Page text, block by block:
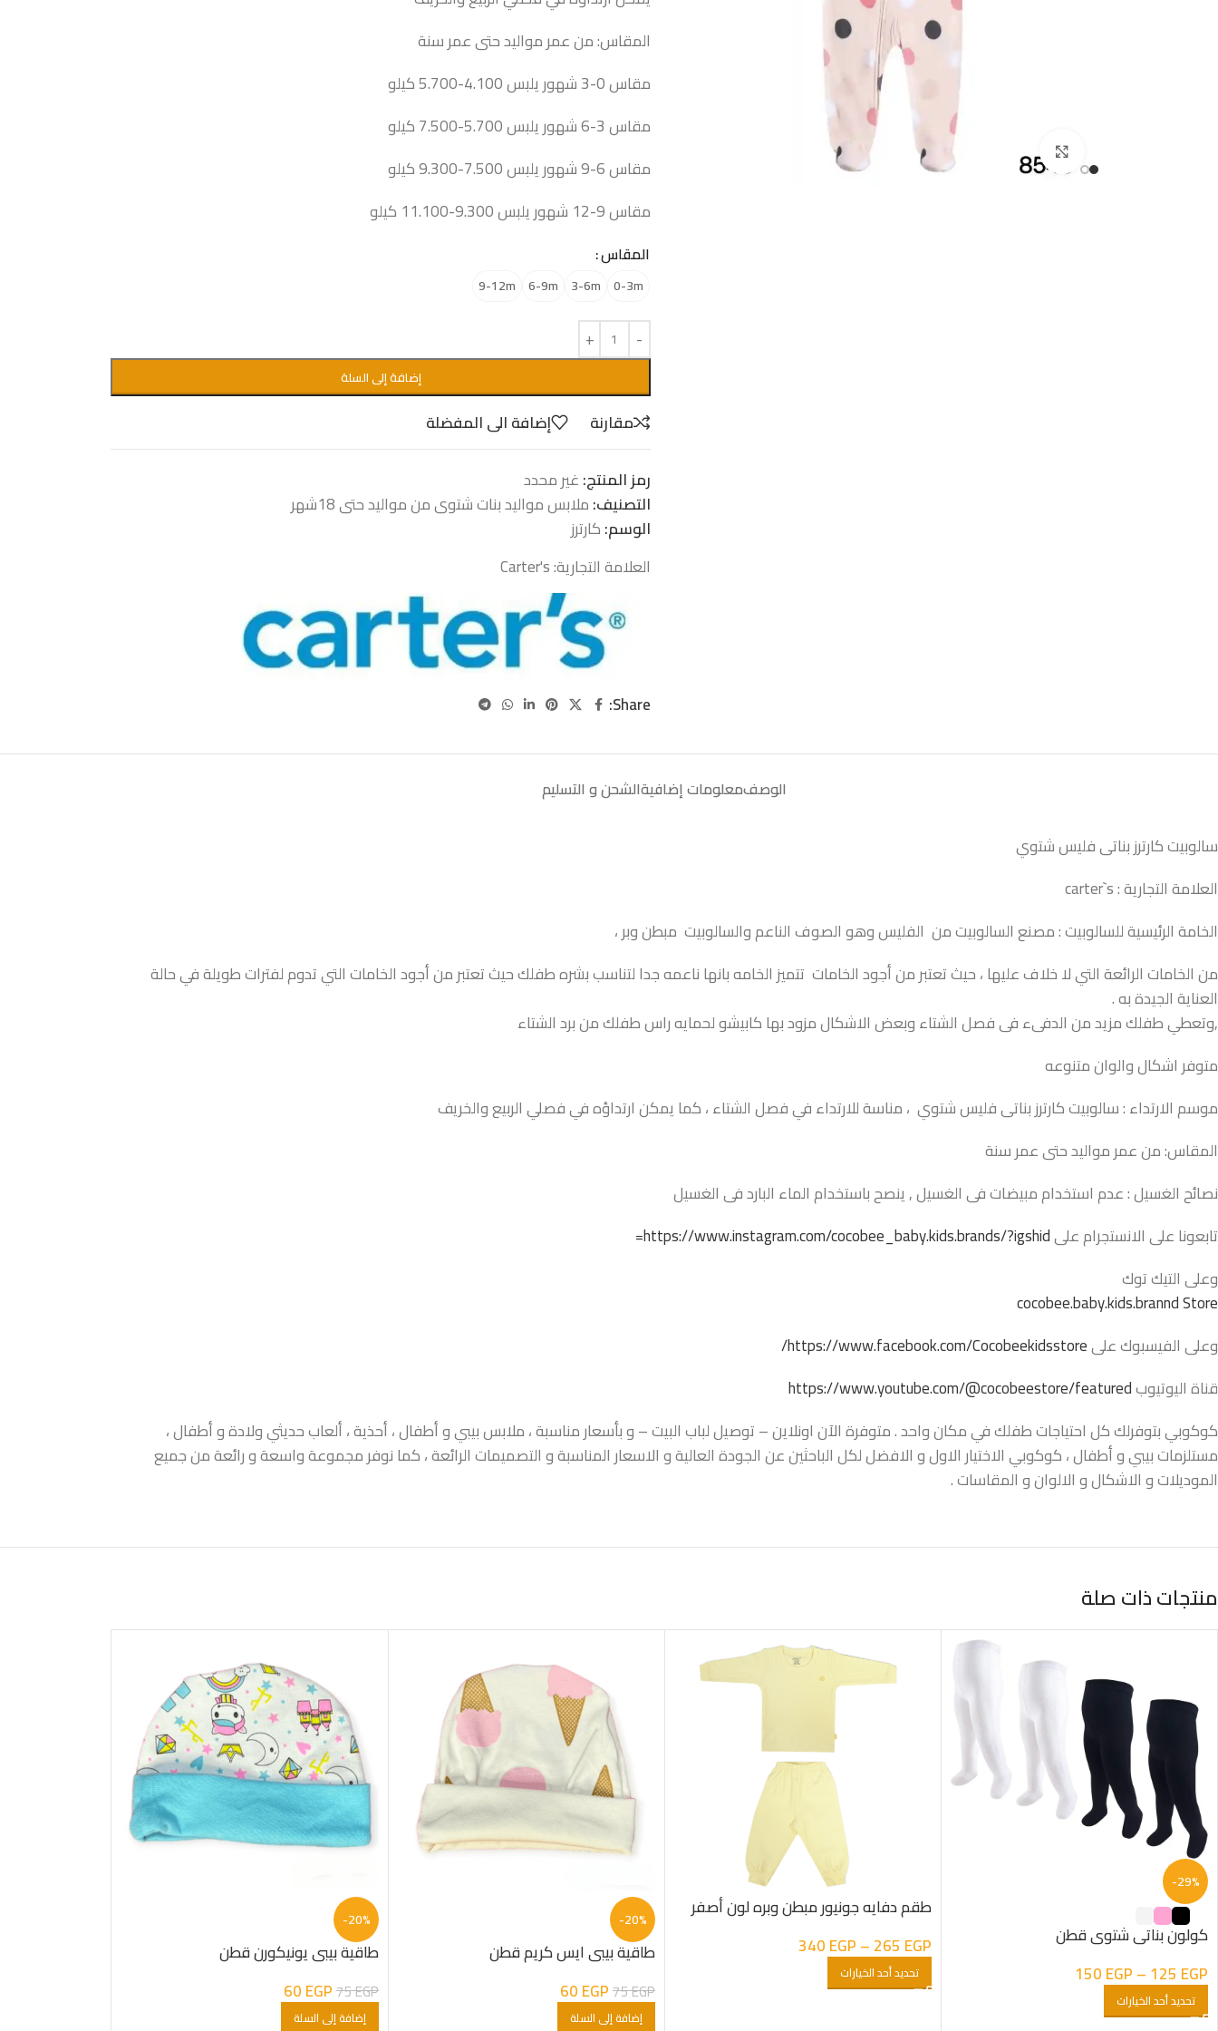
اضغط للتكبير
المقاس: من عمر مواليد حتى عمر سنة
مقاس 0-3 شهور يلبس 4.100-5.700 كيلو
مقاس 3-6 شهور يلبس 5.700-7.500 كيلو
مقاس 6-9 شهور يلبس 7.500-9.300 كيلو
مقاس 9-12 شهور يلبس 9.300-11.100 كيلو
المقاس
0-3m
3-6m
6-9m
9-12m
إضافة إلى السلة
مقارنة
إضافة الى المفضلة
رمز المنتج:غير محدد
التصنيف:ملابس مواليد بنات شتوى من مواليد حتى 18شهر
الوسم:كارترز
العلامة التجارية:Carter's
Share:
الوصفمعلومات إضافيةالشحن و التسليم
سالوبيت كارترز بناتى فليس شتوي
العلامة التجارية : carter`s
الخامة الرئيسية للسالوبيت : مصنع السالوبيت من الفليس وهو الصوف الناعم والسالوبيت مبطن وبر ،
من الخامات الرائعة التي لا خلاف عليها ، حيث تعتبر من أجود الخامات تتميز الخامه بانها ناعمه جدا لتناسب بشره طفلك حيث تعتبر من أجود الخامات التي تدوم لفترات طويلة في حالة
العناية الجيدة به .
,وتعطي طفلك مزيد من الدفىء فى فصل الشتاء وبعض الاشكال مزود بها كابيشو لحمايه راس طفلك من برد الشتاء
متوفر اشكال والوان متنوعه
موسم الارتداء : سالوبيت كارترز بناتى فليس شتوي ، مناسة للارتداء في فصل الشتاء ، كما يمكن ارتداؤه في فصلي الربيع والخريف
المقاس: من عمر مواليد حتى عمر سنة
نصائح الغسيل : عدم استخدام مبيضات فى الغسيل , ينصح باستخدام الماء البارد فى الغسيل
تابعونا على الانستجرام علىhttps://www.instagram.com/cocobee_baby.kids.brands/?igshid=
وعلى التيك توك
cocobee.baby.kids.brannd Store
وعلى الفيسبوك علىhttps://www.facebook.com/Cocobeekidsstore/
قناة اليوتيوبhttps://www.youtube.com/@cocobeestore/featured
كوكوبي بتوفرلك كل احتياجات طفلك في مكان واحد . متوفرة الآن اونلاين – توصيل لباب البيت – و بأسعار مناسبة ، ملابس بيبي و أطفال ، أحذية ، ألعاب حديثي ولادة و أطفال ،
مستلزمات بيبي و أطفال ، كوكوبي الاختيار الاول و الافضل لكل الباحثين عن الجودة العالية و الاسعار المناسبة و التصميمات الرائعة ، كما نوفر مجموعة واسعة و رائعة من جميع
الموديلات و الاشكال و الالوان و المقاسات .
منتجات ذات صلة
-29%
كولون بناتى شتوى قطن
125 EGP
–
150EGP
تحديد أحد الخيارات
طقم دفايه جونيور مبطن وبره لون أصفر
265 EGP
–
340EGP
تحديد أحد الخيارات
-20%
طاقية بيبى ايس كريم قطن
75EGP
60EGP
إضافة إلى السلة
-20%
طاقية بيبى يونيكورن قطن
75EGP
60EGP
إضافة إلى السلة